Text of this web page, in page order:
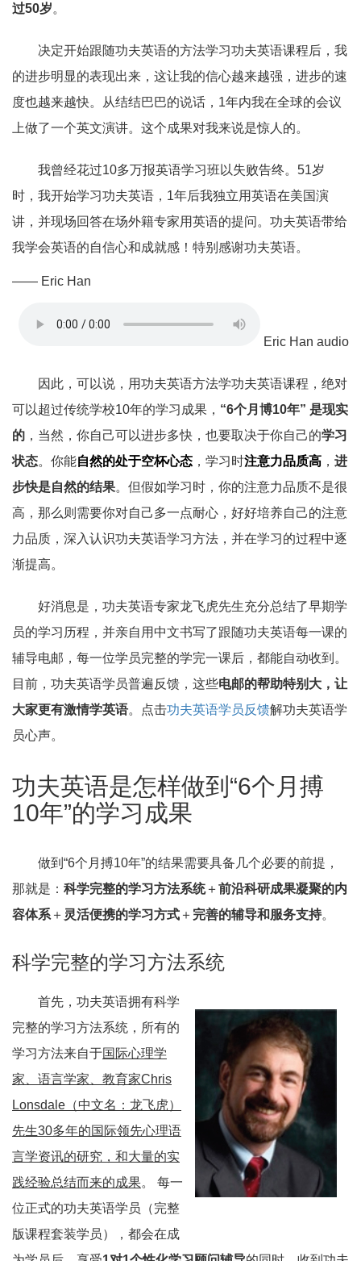
过50岁。
决定开始跟随功夫英语的方法学习功夫英语课程后，我
的进步明显的表现出来，这让我的信心越来越强，进步的速
度也越来越快。从结结巴巴的说话，1年内我在全球的会议
上做了一个英文演讲。这个成果对我来说是惊人的。
我曾经花过10多万报英语学习班以失败告终。51岁
时，我开始学习功夫英语，1年后我独立用英语在美国演
讲，并现场回答在场外籍专家用英语的提问。功夫英语带给
我学会英语的自信心和成就感！特别感谢功夫英语。
—— Eric Han
Eric Han audio
因此，可以说，用功夫英语方法学功夫英语课程，绝对
可以超过传统学校10年的学习成果， “6个月博10年” 是现实
的 ，当然，你自己可以进步多快，也要取决于你自己的学习
状态。你能自然的处于空杯心态 ，学习时注意力品质高 ， 进
步快是自然的结果。但假如学习时，你的注意力品质不是很
高，那么则需要你对自己多一点耐心，好好培养自己的注意
力品质，深入认识功夫英语学习方法，并在学习的过程中逐
渐提高。
好消息是，功夫英语专家龙飞虎先生充分总结了早期学
员的学习历程，并亲自用中文书写了跟随功夫英语每一课的
辅导电邮，每一位学员完整的学完一课后，都能自动收到。
目前，功夫英语学员普遍反馈，这些电邮的帮助特别大，让
大家更有激情学英语。点击功夫英语学员反馈解功夫英语学
员心声。
功夫英语是怎样做到“6个月搏
10年”的学习成果
做到“6个月搏10年”的结果需要具备几个必要的前提，
那就是： 科学完整的学习方法系统＋前沿科研成果凝聚的内
容体系 ＋ 灵活便携的学习方式 ＋ 完善的辅导和服务支持。
科学完整的学习方法系统
首先，功夫英语拥有科学
完整的学习方法系统，所有的
学习方法来自于国际心理学
家、语言学家、教育家Chris
Lonsdale（中文名：龙飞虎）
先生30多年的国际领先心理语
言学资讯的研究，和大量的实
践经验总结而来的成果。 每一
位正式的功夫英语学员（完整
版课程套装学员），都会在成